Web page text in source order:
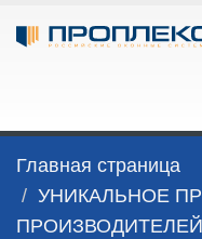
Главная страница
УНИКАЛЬНОЕ
ПРОИЗВОДИТЕЛЕЙ